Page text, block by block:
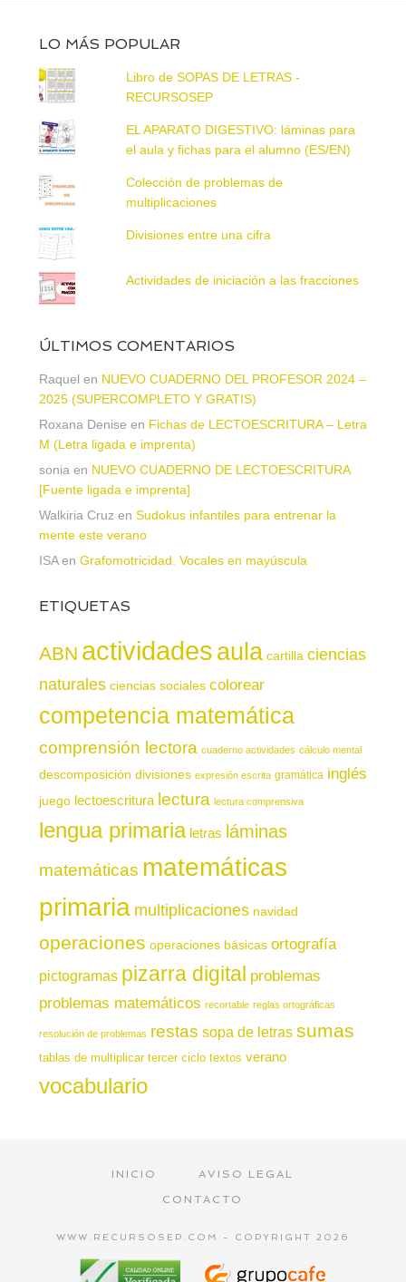
LO MÁS POPULAR
Libro de SOPAS DE LETRAS -
RECURSOSEP
EL APARATO DIGESTIVO: láminas para
el aula y fichas para el alumno (ES/EN)
Colección de problemas de
multiplicaciones
Divisiones entre una cifra
Actividades de iniciación a las fracciones
ÚLTIMOS COMENTARIOS
Raquel en NUEVO CUADERNO DEL PROFESOR 2024 –
2025 (SUPERCOMPLETO Y GRATIS)
Roxana Denise en Fichas de LECTOESCRITURA – Letra
M (Letra ligada e imprenta)
sonia en NUEVO CUADERNO DE LECTOESCRITURA
[Fuente ligada e imprenta]
Walkiria Cruz en Sudokus infantiles para entrenar la
mente este verano
ISAen Grafomotricidad. Vocales en mayúscula
ETIQUETAS
ABN actividadesaula cartilla ciencias
naturales ciencias sociales colorear
competencia matemática
comprensión lectora cuaderno actividades cálculo mental
descomposición divisiones expresión escrita gramática inglés
juego lectoescritura lectura lectura comprensiva
lengua primaria letras láminas
matemáticas matemáticas
primaria multiplicaciones navidad
operaciones operaciones básicas ortografía
pictogramas pizarra digital problemas
problemas matemáticos recortable reglas ortográficas
resolución de problemas restas sopa de letras sumas
tablas de multiplicar tercer ciclo textos verano
vocabulario
INICIO
AVISO LEGAL
CONTACTO
WWW.RECURSOSEP.COM - COPYRIGHT 2026